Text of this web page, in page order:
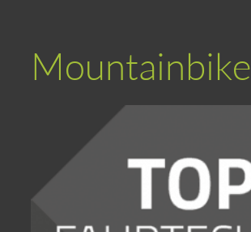
Mountainbike